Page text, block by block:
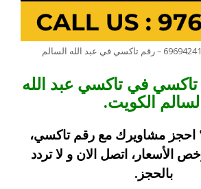
في تاكسي عبد الله
الكويت.
احجز مشاويرك مع رقم تاكسي،
الأسعار، اتصل الان و لا تردد
بالحجز.